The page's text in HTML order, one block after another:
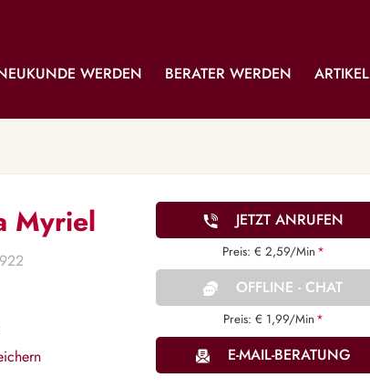
WERDEN BERATER WERDEN ARTIKEL
Myriel
922
JETZT ANRUFEN
Preis: € 2,59/Min *
OFFLINE - CHAT
Preis: € 1,99/Min *
E-MAIL-BERATUNG